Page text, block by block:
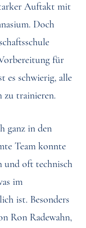
Auftakt mit
Doch
für
es schwierig, alle
zu trainieren.
ganz in den
Team konnte
und oft technisch
im
ist. Besonders
Ron Radewahn,